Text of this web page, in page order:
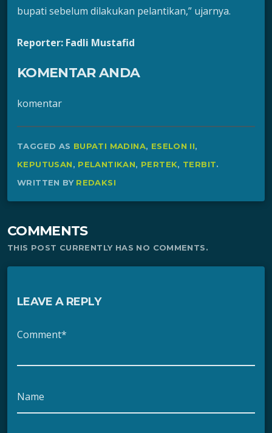
bupati sebelum dilakukan pelantikan,” ujarnya.
Reporter: Fadli Mustafid
KOMENTAR ANDA
komentar
TAGGED AS BUPATI MADINA, ESELON II,
KEPUTUSAN, PELANTIKAN, PERTEK, TERBIT.
WRITTEN BY REDAKSI
COMMENTS
THIS POST CURRENTLY HAS NO COMMENTS.
LEAVE A REPLY
Comment*
Name